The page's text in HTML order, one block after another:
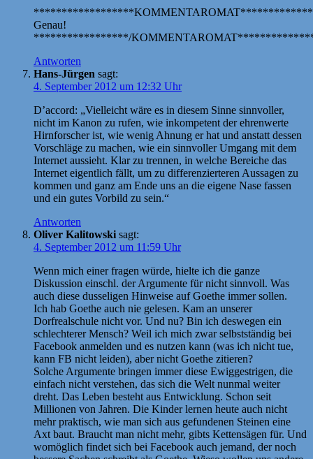
Genau!
*****************/
Antworten
Hans-Jürgen sagt:
4. September 2012 um 12:32 Uhr
D’accord: „Vielleicht wäre es in diesem Sinne sinnvoller,
nicht im Kanon zu rufen, wie inkompetent der ehrenwerte
Hirnforscher ist, wie wenig Ahnung er hat und anstatt dessen
Vorschläge zu machen, wie ein sinnvoller Umgang mit dem
Internet aussieht. Klar zu trennen, in welche Bereiche das
Internet eigentlich fällt, um zu differenzierteren Aussagen zu
kommen und ganz am Ende uns an die eigene Nase fassen
und ein gutes Vorbild zu sein.“
Antworten
Oliver Kalitowski sagt:
4. September 2012 um 11:59 Uhr
Wenn mich einer fragen würde, hielte ich die ganze
Diskussion einschl. der Argumente für nicht sinnvoll. Was
auch diese dusseligen Hinweise auf Goethe immer sollen.
Ich hab Goethe auch nie gelesen. Kam an unserer
Dorfrealschule nicht vor. Und nu? Bin ich deswegen ein
schlechterer Mensch? Weil ich mich zwar selbstständig bei
Facebook anmelden und es nutzen kann (was ich nicht tue,
kann FB nicht leiden), aber nicht Goethe zitieren?
Solche Argumente bringen immer diese Ewiggestrigen, die
einfach nicht verstehen, das sich die Welt nunmal weiter
dreht. Das Leben besteht aus Entwicklung. Schon seit
Millionen von Jahren. Die Kinder lernen heute auch nicht
mehr praktisch, wie man sich aus gefundenen Steinen eine
Axt baut. Braucht man nicht mehr, gibts Kettensägen für. Und
womöglich findet sich bei Facebook auch jemand, der noch